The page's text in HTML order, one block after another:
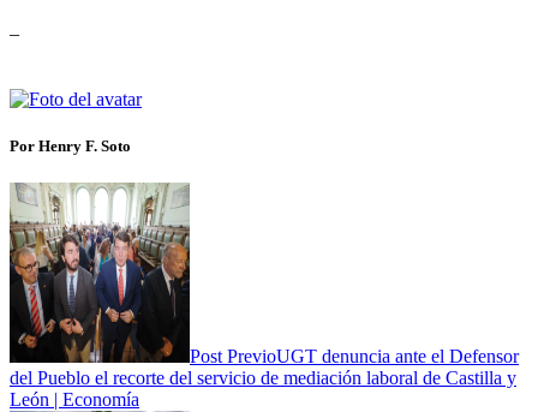
Por Henry F. Soto
Post PrevioUGT denuncia ante el Defensor
del Pueblo el recorte del servicio de mediación laboral de Castilla y
León | Economía